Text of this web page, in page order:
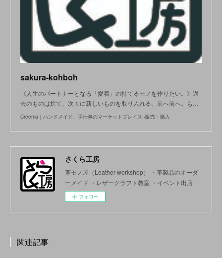
sakura-kohboh
《人生のパートナーとなる「愛着」の持てるモノを作りたい。》過
去のものは捨て、次々に新しいものを取り入れる。前へ前へ。も…
Creema｜ハンドメイド、手仕事のマーケットプレイス -販売・購入
さくら工房
革モノ屋（Leather workshop） ・革製品のオーダ
ーメイド ・レザークラフト教室 ・イベント出店
フォロー
関連記事